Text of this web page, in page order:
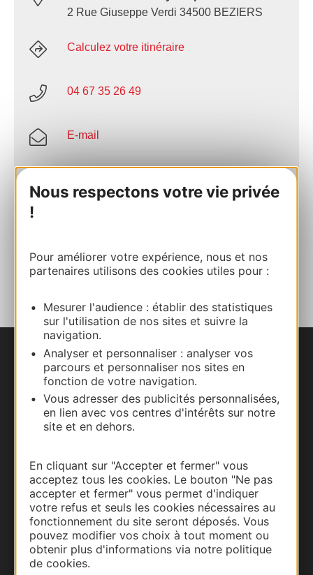
Nous respectons votre vie privée
!
Pour améliorer votre expérience, nous et nos
partenaires utilisons des cookies utiles pour :
Mesurer l'audience : établir des statistiques
sur l'utilisation de nos sites et suivre la
navigation.
Analyser et personnaliser : analyser vos
parcours et personnaliser nos sites en
fonction de votre navigation.
Vous adresser des publicités personnalisées,
en lien avec vos centres d'intérêts sur notre
site et en dehors.
En cliquant sur "Accepter et fermer" vous
acceptez tous les cookies. Le bouton "Ne pas
accepter et fermer" vous permet d'indiquer
votre refus et seuls les cookies nécessaires au
fonctionnement du site seront déposés. Vous
pouvez modifier vos choix à tout moment ou
obtenir plus d'informations via notre politique
de cookies.
2 Rue Giuseppe Verdi 34500 BEZIERS
Calculez votre itinéraire
04 67 35 26 49
E-mail
AJOUTER
AU CARNET
Nous contacter
Carte interactive
Documentation